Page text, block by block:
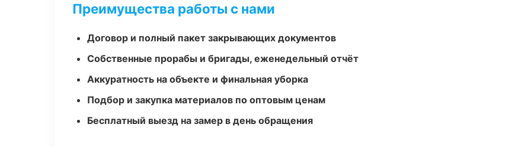
Преимущества работы с нами
Договор и полный пакет закрывающих документов
Собственные прорабы и бригады, еженедельный отчёт
Аккуратность на объекте и финальная уборка
Подбор и закупка материалов по оптовым ценам
Бесплатный выезд на замер в день обращения